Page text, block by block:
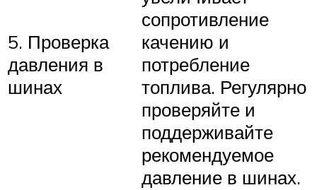
5. Проверка
давления в
шинах
сопротивление
качению и
потребление
топлива. Регулярно
проверяйте и
поддерживайте
рекомендуемое
давление в шинах.